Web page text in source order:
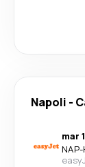
Napoli -
mar
NAP-